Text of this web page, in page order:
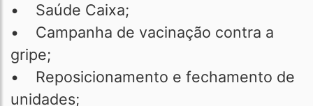
• Saúde Caixa;
• Campanha de vacinação contra a
gripe;
• Reposicionamento e fechamento de
unidades;